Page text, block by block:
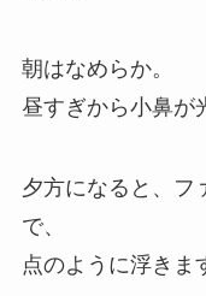
朝はなめらか。
昼すぎから小鼻が
夕方になると、フ
で、
点のように浮きま